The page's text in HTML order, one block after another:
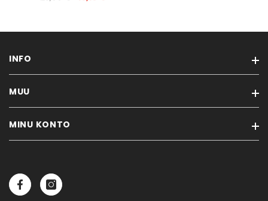
INFO
Meist
Registreerimine
Transport
Unustasid salasõna?
MUU
Kaubamärgid
Sisukaart
MINU KONTO
Tellimuste ajalugu
Tellitud tooted